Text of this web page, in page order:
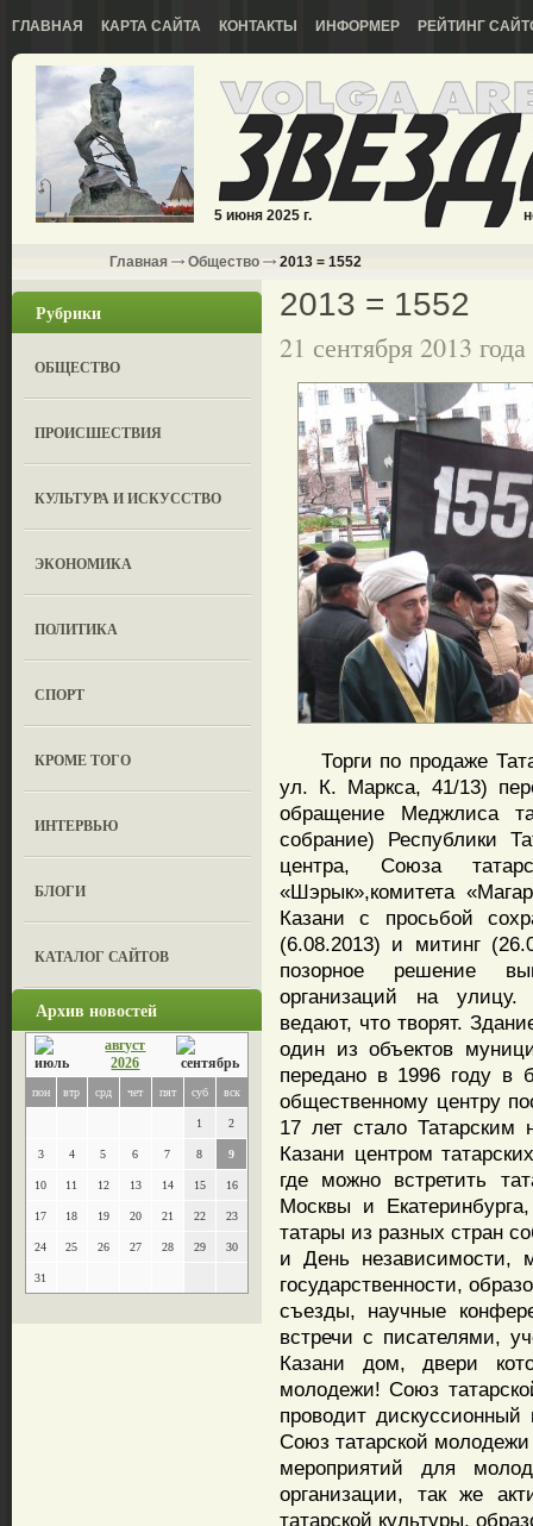
ГЛАВНАЯ КАРТА САЙТА КОНТАКТЫ ИНФОРМЕР РЕЙТИНГ
5 июня 2025 г.
Главная Общество 2013 = 1552
Рубрики
ОБЩЕСТВО
ПРОИСШЕСТВИЯ
КУЛЬТУРА И ИСКУССТВО
ЭКОНОМИКА
ПОЛИТИКА
СПОРТ
КРОМЕ ТОГО
ИНТЕРВЬЮ
БЛОГИ
КАТАЛОГ САЙТОВ
Архив новостей
август
2026
пон втр срд чет пят суб вск
1 2
3 4 5 6 7 8 9
10 11 12 13 14 15 16
17 18 19 20 21 22 23
24 25 26 27 28 29 30
31
2013 = 1552
21 сентября 2013 года
Торги по продаже
ул. К. Маркса, 41/13)
обращение Меджлиса
собрание) Республики
центра, Союза
«Шэрык»,комитета
Казани с просьбой
(6.08.2013) и митинг
позорное решение
организаций на
ведают, что творят.
один из объектов
передано в 1996 году в
общественному центру
17 лет стало
Казани центром
где можно встретить
Москвы и
татары из разных стран
и День независимости,
государственности,
съезды, научные
встречи с писателями,
Казани дом, двери
молодежи! Союз
проводит
Союз татарской молодежи
мероприятий для
организации, так же
татарской культуры,